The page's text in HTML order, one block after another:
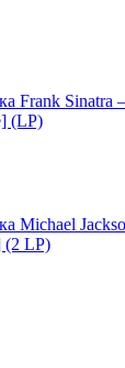
Frank Sinatra
(LP)
Michael
(2 LP)